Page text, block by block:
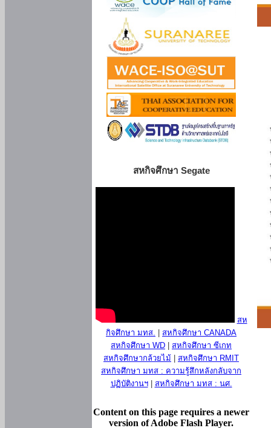
สหกิจศึกษา Segate
สห
กิจศึกษา มทส.
สหกิจศึกษา CANADA
สหกิจศึกษา WD
สหกิจศึกษา ซีเกท
สหกิจศึกษากล้วยไม้
สหกิจศึกษา RMIT
สหกิจศึกษา มทส : ความรู้สึกหลังกลับจาก
ปฏิบัติงานฯ| สหกิจศึกษา มทส : นศ.
Content on this page requires a newer
version of Adobe Flash Player.